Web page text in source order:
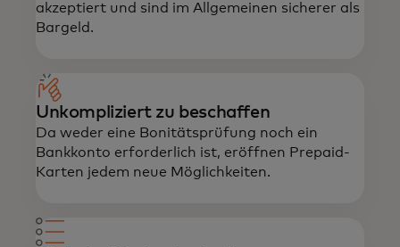
akzeptiert und sind im Allgemeinen sicherer als
Bargeld.
Unkompliziert zu beschaffen
Da weder eine Bonitätsprüfung noch ein
Bankkonto erforderlich ist, eröffnen Prepaid-
Karten jedem neue Möglichkeiten.